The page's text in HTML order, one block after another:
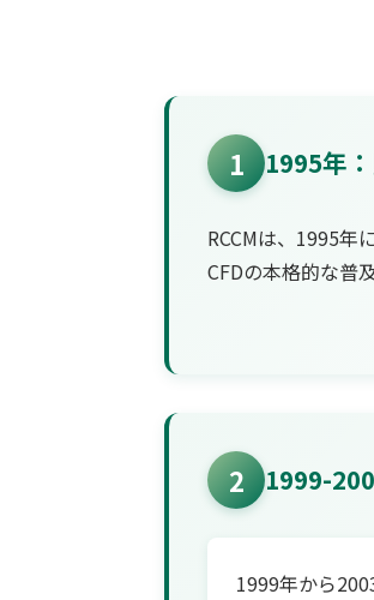
1 1995年
RCCMは、1995年
CFDの本格的な普
2 1999-
1999年から